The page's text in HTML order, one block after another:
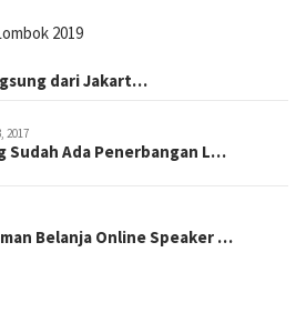
dari Jakart…
2017
Sudah Ada Penerbangan L…
Belanja Online Speaker …